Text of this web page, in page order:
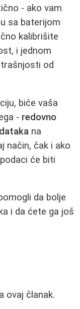
- ako vam
sa baterijom
kalibrišite
i jednom
od
biće vaša
- redovno
na
način, čak i ako
će biti
da bolje
i da ćete ga još
ovaj članak.